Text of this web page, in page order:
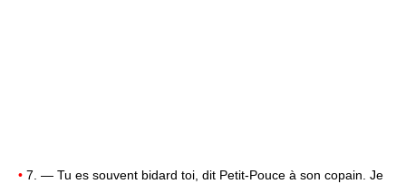
• 7. — Tu es souvent bidard toi, dit Petit-Pouce à son copain. Je